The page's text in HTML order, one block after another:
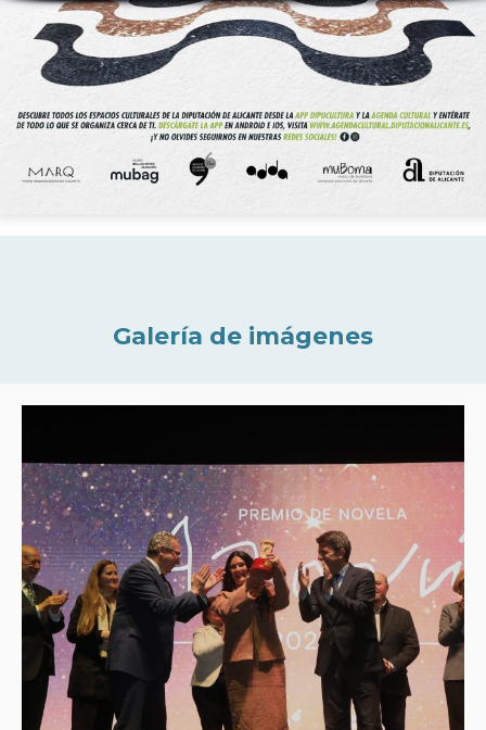
Galería de imágenes